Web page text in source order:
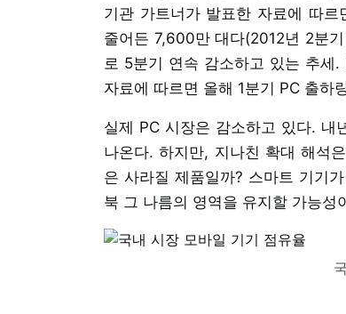
기관 가트너가 발표한 자료에 따
줄어든 7,600만 대다(2012년 2분
로 5분기 연속 감소하고 있는 추
자료에 따르면 올해 1분기 PC 출하
실제 PC 시장은 감소하고 있다. 내
나온다. 하지만, 지나친 확대 해석
은 사라질 제품일까? 스마트 기기
북 그 나름의 영역을 유지할 가능성